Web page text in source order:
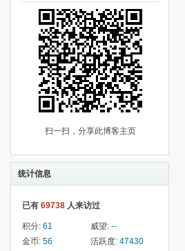
扫一扫，分享此博客主页
统计信息
已有 69738 人来访过
积分: 61 威望: --
金币: 56 活跃度: 47430